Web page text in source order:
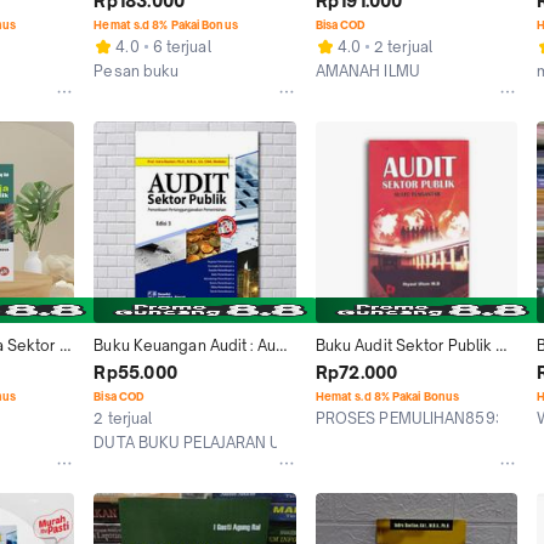
Hemat s.d 8% Pakai Bonus
4.0
6 terjual
Pesan buku
Bisa COD
4.0
2 terjual
AMANAH ILMU
Sektor
Rai
Buku Keuangan Audit : Audit
Sektor Publik Pemeriksaan
Rp55.000
Bisa COD
2 terjual
DUTA BUKU PELAJARAN UMUM
Buku Audit Sektor Publik
Ihyaul Ulum Bumi Aksara
Rp72.000
Hemat s.d 8% Pakai Bonus
PROSES PEMULIHAN8593